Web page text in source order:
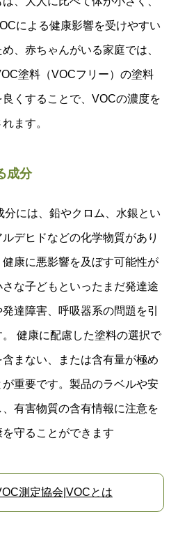
による健康影響を受けやすい
、赤ちゃんがいる家庭では、
塗料（VOCフリー）の塗料
くすることで、VOCの濃度を
ます。
成分
には、鉛やクロム、水銀とい
デヒドなどの化学物質があり
康に悪影響を及ぼす可能性が
な子どもといったまだ発達途
達障害、呼吸器系の問題を引
健康に配慮した塗料の選択で
まない、または含有量が極め
重要です。製品のラベルや安
有害物質の含有情報に注意を
守ることができます
測定協会|VOCとは